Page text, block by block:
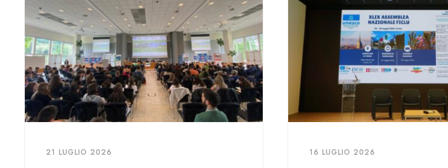
21 LUGLIO 2026 16 LUGLIO 2026